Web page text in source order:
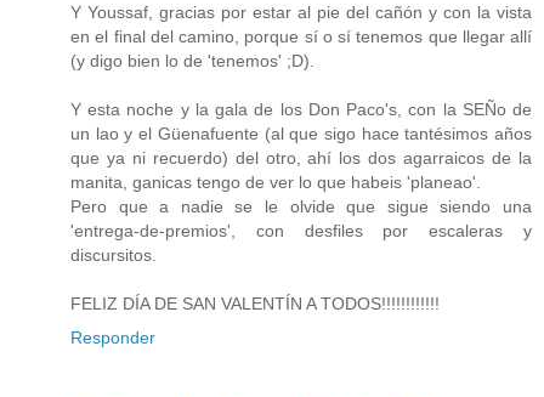
Y Youssaf, gracias por estar al pie del cañón y con la vista
en el final del camino, porque sí o sí tenemos que llegar allí
(y digo bien lo de 'tenemos' ;D).
Y esta noche y la gala de los Don Paco's, con la SEÑo de
un lao y el Güenafuente (al que sigo hace tantésimos años
que ya ni recuerdo) del otro, ahí los dos agarraicos de la
manita, ganicas tengo de ver lo que habeis 'planeao'.
Pero que a nadie se le olvide que sigue siendo una
'entrega-de-premios', con desfiles por escaleras y
discursitos.
FELIZ DÍA DE SAN VALENTÍN A TODOS!!!!!!!!!!!!
Responder